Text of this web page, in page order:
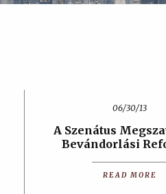
06/30/13
A Szenátus
Bevándorlási
READ MORE